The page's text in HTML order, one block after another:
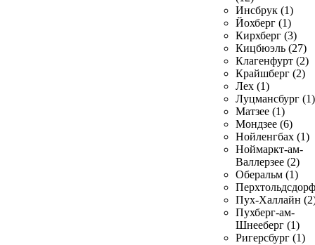
Инсбрук (1)
Йохберг (1)
Кирхберг (3)
Кицбюэль (27)
Клагенфурт (2)
Крайшберг (2)
Лех (1)
Луцмансбург (1)
Матзее (1)
Мондзее (6)
Нойленгбах (1)
Ноймаркт-ам-
Валлерзее (2)
Оберальм (1)
Пух-Халлайн
Пухберг-ам-
Шнееберг (1)
Ригерсбург (1)